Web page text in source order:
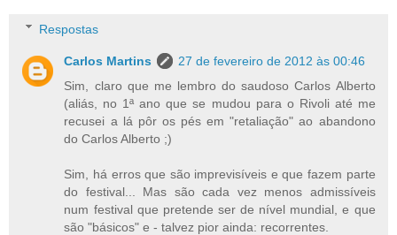
Respostas
Carlos Martins
27 de fevereiro de 2012 às 00:46
Sim, claro que me lembro do saudoso Carlos Alberto
(aliás, no 1ª ano que se mudou para o Rivoli até me
recusei a lá pôr os pés em "retaliação" ao abandono
do Carlos Alberto ;)
Sim, há erros que são imprevisíveis e que fazem parte
do festival... Mas são cada vez menos admissíveis
num festival que pretende ser de nível mundial, e que
são "básicos" e - talvez pior ainda: recorrentes.